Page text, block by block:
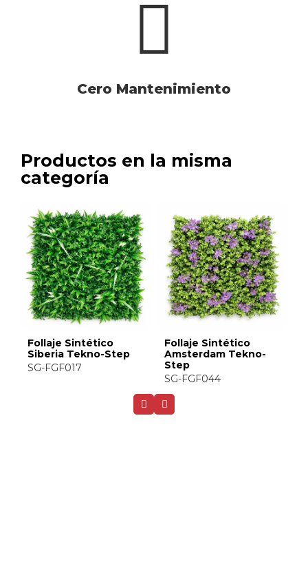
Cero Mantenimiento
Productos en la misma
categoría
Follaje Sintético
Amazonas-A Tekno-
Step
Follaje Sintético
Amazonas-B Tekno-
Step
SG-FGK004B